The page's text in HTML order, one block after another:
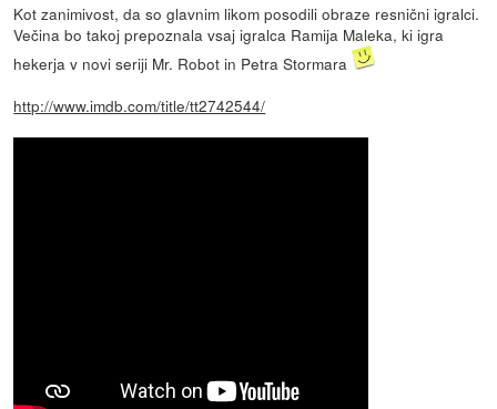
Kot zanimivost, da so glavnim likom posodili obraze resnični igralci.
Večina bo takoj prepoznala vsaj igralca Ramija Maleka, ki igra
hekerja v novi seriji Mr. Robot in Petra Stormara
http://www.imdb.com/title/tt2742544/